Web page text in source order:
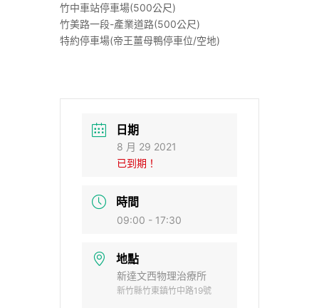
竹中車站停車場(500公尺)
竹美路一段-產業道路(500公尺)
特約停車場(帝王薑母鴨停車位/空地)
日期
8 月 29 2021
已到期！
時間
09:00 - 17:30
地點
新達文西物理治療所
新竹縣竹東鎮竹中路19號